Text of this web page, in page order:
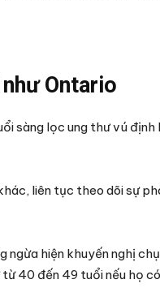
Ontario
sàng lọc ung thư vú
liên tục theo dõi sự
ngừa hiện khuyến nghị
40 đến 49 tuổi nếu họ